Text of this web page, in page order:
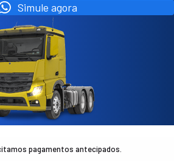
Simule agora
pagamentos antecipados.